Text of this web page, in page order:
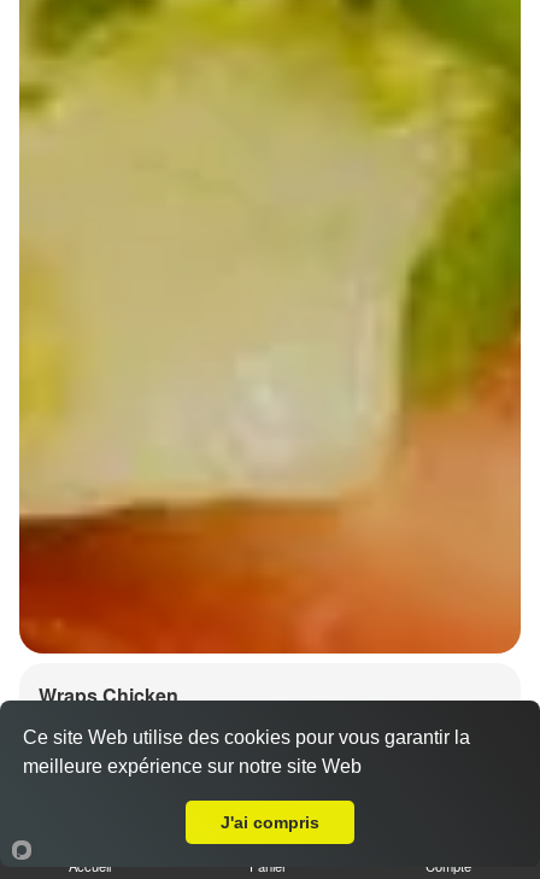
Wraps Chicken
8.50 €
Accueil Panier Compte
Ce site Web utilise des cookies pour vous garantir la
meilleure expérience sur notre site Web
J'ai compris